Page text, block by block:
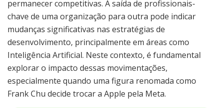
permanecer competitivas. A saída de profissionais-
chave de uma organização para outra pode indicar
mudanças significativas nas estratégias de
desenvolvimento, principalmente em áreas como
Inteligência Artificial. Neste contexto, é fundamental
explorar o impacto dessas movimentações,
especialmente quando uma figura renomada como
Frank Chu decide trocar a Apple pela Meta.